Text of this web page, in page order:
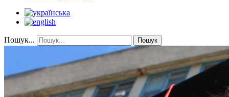
Пошук... Пошук